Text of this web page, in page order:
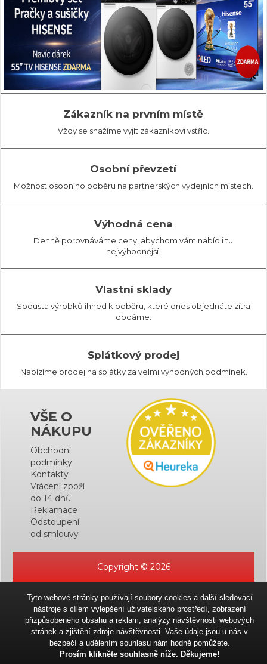
Zákazník na prvním místě
Vždy se snažíme vyjít zákazníkovi vstříc.
Osobní převzetí
Možnost osobního odběru na partnerských výdejních místech.
Výhodná cena
Denně porovnáváme ceny, abychom vám nabídli tu
nejvýhodnější.
Vlastní sklady
Spousta výrobků ihned k odběru, které dnes objednáte zítra
dodáme.
Splátkový prodej
Nabízíme prodej na splátky za velmi výhodných podmínek.
VŠE O
NÁKUPU
Obchodní
podmínky
Kontakty
Vrácení zboží
do 14 dnů
Reklamace
Odstoupení
od smlouvy
Copyright © 2026
Tyto webové stránky používají soubory cookies a další sledovací
nástroje s cílem vylepšení uživatelského prostředí, zobrazení
přizpůsobeného obsahu a reklam, analýzy návštěvnosti webových
stránek a zjištění zdroje návštěvnosti. Vaše údaje jsou u nás v
bezpečí a udělením souhlasu nám hodně pomůžete.
Prosím klikněte souhlasně níže. Děkujeme!